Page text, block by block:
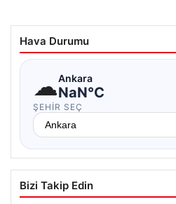
Hava Durumu
☁Ankara
NaN°C
ŞEHIR SEÇ
Bizi Takip Edin